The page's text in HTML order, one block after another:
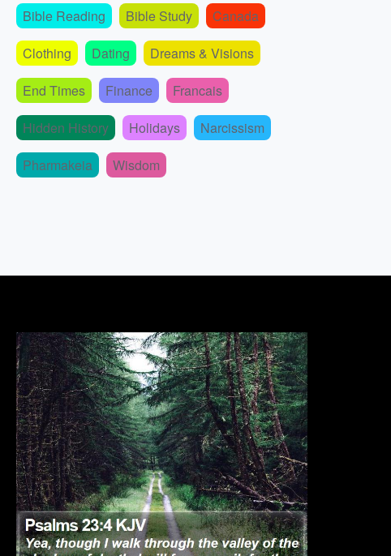
Bible Reading Bible Study
Canada
Clothing
Dating
Dreams & Visions
End Times
Finance
Francais
Hidden History
Holidays
Narcissism
Pharmakeia
Wisdom